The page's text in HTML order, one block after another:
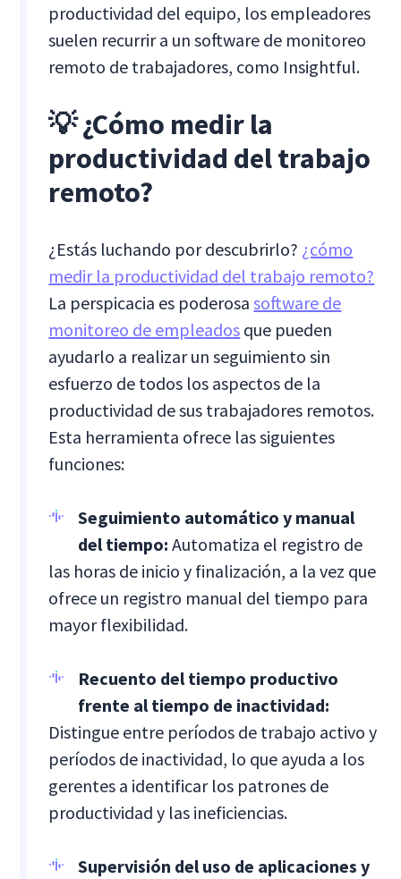
productividad del equipo, los empleadores
suelen recurrir a un software de monitoreo
remoto de trabajadores, como Insightful.
💡 ¿Cómo medir la
productividad del trabajo
remoto?
¿Estás luchando por descubrirlo? ¿cómo
medir la productividad del trabajo remoto?
La perspicacia es poderosasoftware de
monitoreo de empleados que pueden
ayudarlo a realizar un seguimiento sin
esfuerzo de todos los aspectos de la
productividad de sus trabajadores remotos.
Esta herramienta ofrece las siguientes
funciones:
Seguimiento automático y manual
del tiempo:Automatiza el registro de
las horas de inicio y finalización, a la vez que
ofrece un registro manual del tiempo para
mayor flexibilidad.
Recuento del tiempo productivo
frente al tiempo de inactividad:
Distingue entre períodos de trabajo activo y
períodos de inactividad, lo que ayuda a los
gerentes a identificar los patrones de
productividad y las ineficiencias.
Supervisión del uso de aplicaciones y